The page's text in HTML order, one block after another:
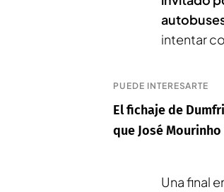
intentar
PUEDE INTERESARTE
El fichaje de
que José
Una final